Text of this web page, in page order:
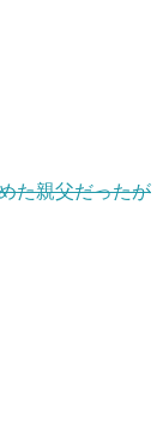
た親父だったが